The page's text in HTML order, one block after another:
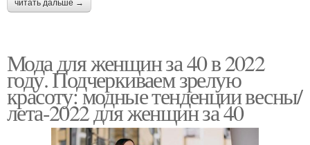
читать дальше →
Мода для женщин за 40 в 2022
году. Подчеркиваем зрелую
красоту: модные тенденции весны/
лета-2022 для женщин за 40